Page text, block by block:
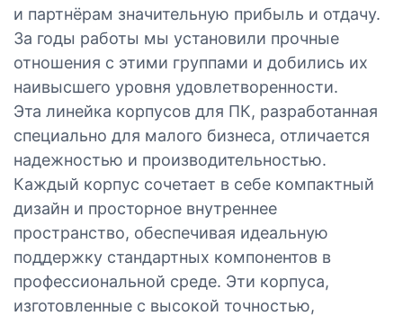
и партнёрам значительную прибыль и отдачу.
За годы работы мы установили прочные
отношения с этими группами и добились их
наивысшего уровня удовлетворенности.
Эта линейка корпусов для ПК, разработанная
специально для малого бизнеса, отличается
надежностью и производительностью.
Каждый корпус сочетает в себе компактный
дизайн и просторное внутреннее
пространство, обеспечивая идеальную
поддержку стандартных компонентов в
профессиональной среде. Эти корпуса,
изготовленные с высокой точностью,